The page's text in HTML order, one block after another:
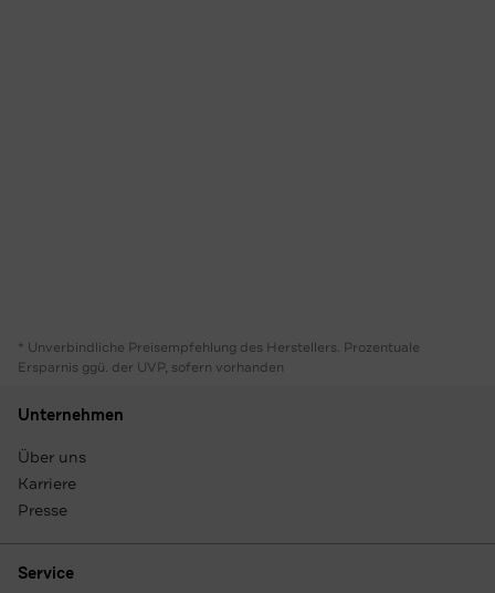
* Unverbindliche Preisempfehlung des Herstellers. Prozentuale
Ersparnis ggü. der UVP, sofern vorhanden
Unternehmen
Über uns
Karriere
Presse
Service